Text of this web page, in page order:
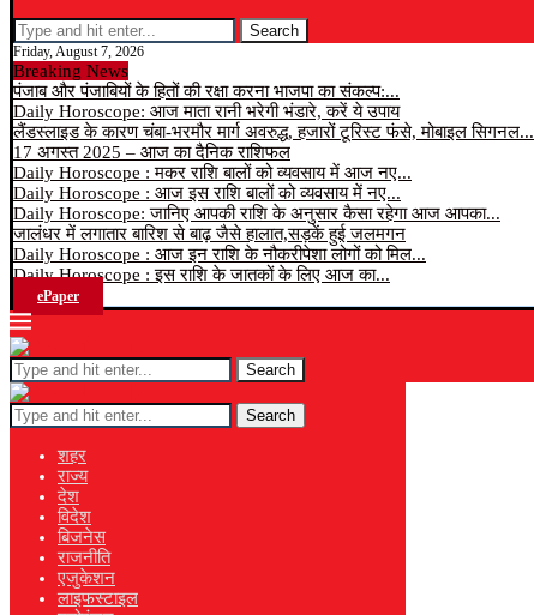
Search
Friday, August 7, 2026
Breaking News
पंजाब और पंजाबियों के हितों की रक्षा करना भाजपा का संकल्प:...
Daily Horoscope: आज माता रानी भरेगी भंडारे, करें ये उपाय
लैंडस्लाइड के कारण चंबा-भरमौर मार्ग अवरुद्ध, हजारों टूरिस्ट फंसे, मोबाइल सिगनल...
17 अगस्त 2025 – आज का दैनिक राशिफल
Daily Horoscope : मकर राशि बालों को व्यवसाय में आज नए...
Daily Horoscope : आज इस राशि बालों को व्यवसाय में नए...
Daily Horoscope: जानिए आपकी राशि के अनुसार कैसा रहेगा आज आपका...
जालंधर में लगातार बारिश से बाढ़ जैसे हालात,सड़कें हुई जलमगन
Daily Horoscope : आज इन राशि के नौकरीपेशा लोगों को मिल...
Daily Horoscope : इस राशि के जातकों के लिए आज का...
ePaper
Search
Search
शहर
राज्य
देश
विदेश
बिजनेस
राजनीति
एजुकेशन
लाइफस्टाइल